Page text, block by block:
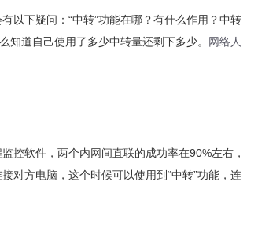
以下疑问：“中转”功能在哪？有什么作用？中转
知道自己使用了多少中转量还剩下多少。
网络人
控软件，两个内网间直联的成功率在90%左右，
对方电脑，这个时候可以使用到“中转”功能，连